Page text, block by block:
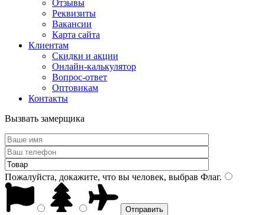
Отзывы
Реквизиты
Вакансии
Карта сайта
Клиентам
Скидки и акции
Онлайн-калькулятор
Вопрос-ответ
Оптовикам
Контакты
Вызвать замерщика
Пожалуйста, докажите, что вы человек, выбрав Флаг.